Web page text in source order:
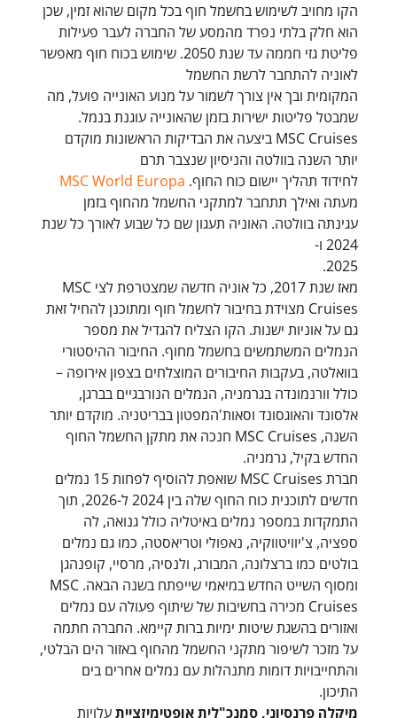
הקו מחויב לשימוש בחשמל חוף בכל מקום שהוא זמין, שכן
הוא חלק בלתי נפרד מהמסע של החברה לעבר פעילות
פליטת גזי חממה עד שנת 2050. שימוש בכוח חוף מאפשר
לאוניה להתחבר לרשת החשמל
המקומית ובך אין צורך לשמור על מנוע האונייה פועל, מה
שמבטל פליטות ישירות בזמן שהאונייה עוגנת בנמל.
MSC Cruises ביצעה את הבדיקות הראשונות מוקדם
יותר השנה בוולטה והניסיון שנצבר תרם
לחידוד תהליך יישום כוח החוף. MSC World Europa
מעתה ואילך תתחבר למתקני החשמל מהחוף בזמן
עגינתה בוולטה. האוניה תעגון שם כל שבוע לאורך כל שנת
2024 ו-
2025.
מאז שנת 2017, כל אוניה חדשה שמצטרפת לצי MSC
Cruises מצוידת בחיבור לחשמל חוף ומתוכנן להחיל זאת
גם על אוניות ישנות. הקו הצליח להגדיל את מספר
הנמלים המשתמשים בחשמל מחוף. החיבור ההיסטורי
בוואלטה, בעקבות החיבורים המוצלחים בצפון אירופה –
כולל וורנמונדה בגרמניה, הנמלים הנורבגיים בברגן,
אלסונד והאוגסונד וסאות'המפטון בבריטניה. מוקדם יותר
השנה, MSC Cruises חנכה את מתקן החשמל החוף
החדש בקיל, גרמניה.
חברת MSC Cruises שואפת להוסיף לפחות 15 נמלים
חדשים לתוכנית כוח החוף שלה בין 2024 ל-2026, תוך
התמקדות במספר נמלים באיטליה כולל גנואה, לה
ספציה, צ'יוויטווקיה, נאפולי וטריאסטה, כמו גם נמלים
בולטים כמו ברצלונה, המבורג, ולנסיה, מרסיי, קופנהגן
ומסוף השייט החדש במיאמי שייפתח בשנה הבאה. MSC
Cruises מכירה בחשיבות של שיתוף פעולה עם נמלים
ואזורים בהשגת שיטות ימיות ברות קיימא. החברה חתמה
על מזכר לשיפור מתקני החשמל מהחוף באזור הים הבלטי,
והתחייבויות דומות מתנהלות עם נמלים אחרים בים
התיכון.
מיקלה פרנסיוני, סמנכ"לית אופטימיזצייתעלויות